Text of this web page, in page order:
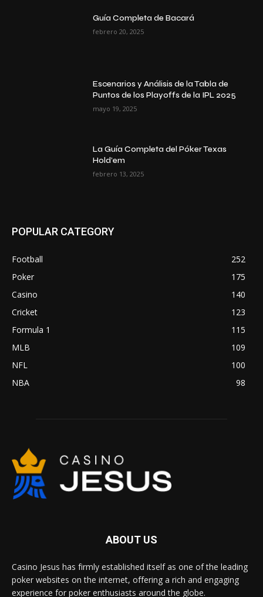
Guía Completa de Bacará
febrero 20, 2025
Escenarios y Análisis de la Tabla de
Puntos de los Playoffs de la IPL 2025
mayo 19, 2025
La Guía Completa del Póker Texas
Hold’em
febrero 13, 2025
POPULAR CATEGORY
Football
252
Poker
175
Casino
140
Cricket
123
Formula 1
115
MLB
109
NFL
100
NBA
98
ABOUT US
Casino Jesus has firmly established itself as one of the leading
poker websites on the internet, offering a rich and engaging
experience for poker enthusiasts around the globe.